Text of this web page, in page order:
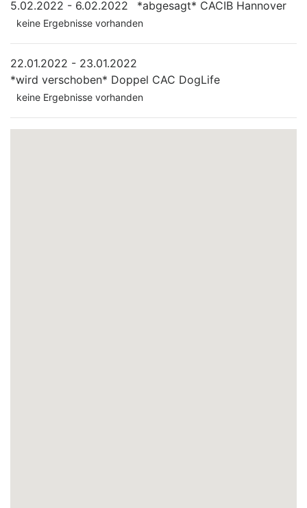
5.02.2022 - 6.02.2022 *abgesagt* CACIB Hannover
keine Ergebnisse vorhanden
22.01.2022 - 23.01.2022
*wird verschoben* Doppel CAC DogLife
keine Ergebnisse vorhanden